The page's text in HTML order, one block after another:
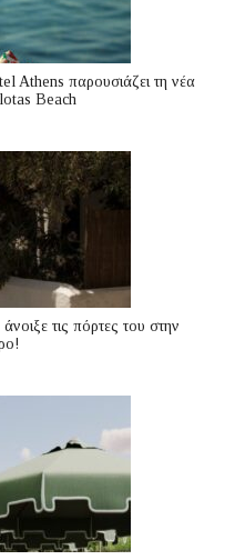
Athens παρουσιάζει τη νέα
Beach
τις πόρτες του στην